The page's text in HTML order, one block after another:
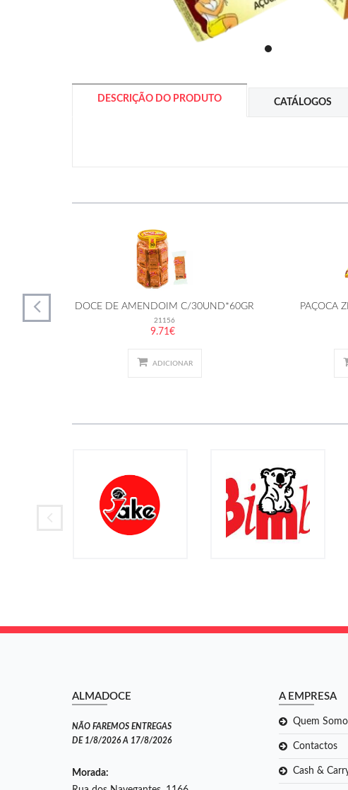
DESCRIÇÃO DO PRODUTO CATÁLOGOS
DOCE DE AMENDOIM C/30UND*60GR
21156
9.71€
ADICIONAR
PAÇOCA
ALMADOCE
NÃO FAREMOS ENTREGAS
DE 1/8/2026 A 17/8/2026
Morada:
A EMPRESA
Quem
Contactos
Cash &